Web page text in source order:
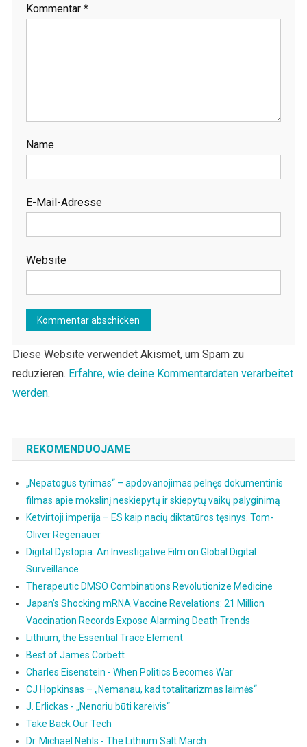
Kommentar *
Name
E-Mail-Adresse
Website
Diese Website verwendet Akismet, um Spam zu
reduzieren. Erfahre, wie deine Kommentardaten verarbeitet
werden.
REKOMENDUOJAME
„Nepatogus tyrimas“ – apdovanojimas pelnęs dokumentinis
filmas apie mokslinį neskiepytų ir skiepytų vaikų palyginimą
Ketvirtoji imperija – ES kaip nacių diktatūros tęsinys. Tom-
Oliver Regenauer
Digital Dystopia: An Investigative Film on Global Digital
Surveillance
Therapeutic DMSO Combinations Revolutionize Medicine
Japan’s Shocking mRNA Vaccine Revelations: 21 Million
Vaccination Records Expose Alarming Death Trends
Lithium, the Essential Trace Element
Best of James Corbett
Charles Eisenstein - When Politics Becomes War
CJ Hopkinsas – „Nemanau, kad totalitarizmas laimės“
J. Erlickas - „Nenoriu būti kareivis“
Take Back Our Tech
Dr. Michael Nehls - The Lithium Salt March